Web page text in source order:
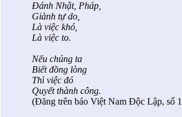
Đánh Nhật, Pháp,
Giành tự do,
Là việc khó,
Là việc to.
Nếu chúng ta
Biết đồng lòng
Thì việc đó
Quyết thành công.
(Đăng trên báo Việt Nam Độc Lập, số